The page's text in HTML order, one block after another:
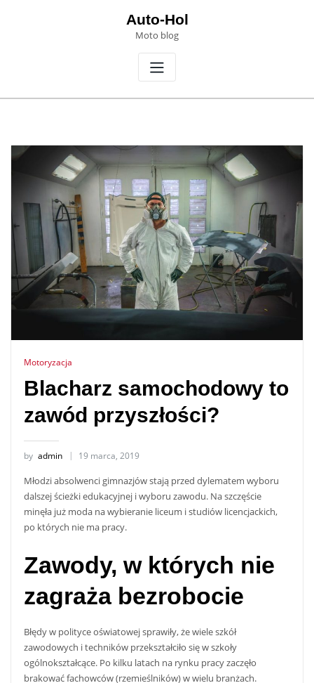
Auto-Hol
Moto blog
Motoryzacja
Blacharz samochodowy to
zawód przyszłości?
by admin 19 marca, 2019
Młodzi absolwenci gimnazjów stają przed dylematem wyboru
dalszej ścieżki edukacyjnej i wyboru zawodu. Na szczęście
minęła już moda na wybieranie liceum i studiów licencjackich,
po których nie ma pracy.
Zawody, w których nie
zagraża bezrobocie
Błędy w polityce oświatowej sprawiły, że wiele szkół
zawodowych i techników przekształciło się w szkoły
ogólnokształcące. Po kilku latach na rynku pracy zaczęło
brakować fachowców (rzemieślników) w wielu branżach.